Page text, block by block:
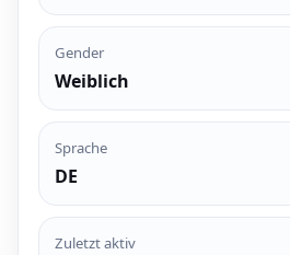
Gender
Weiblich
Sprache
DE
Zuletzt aktiv